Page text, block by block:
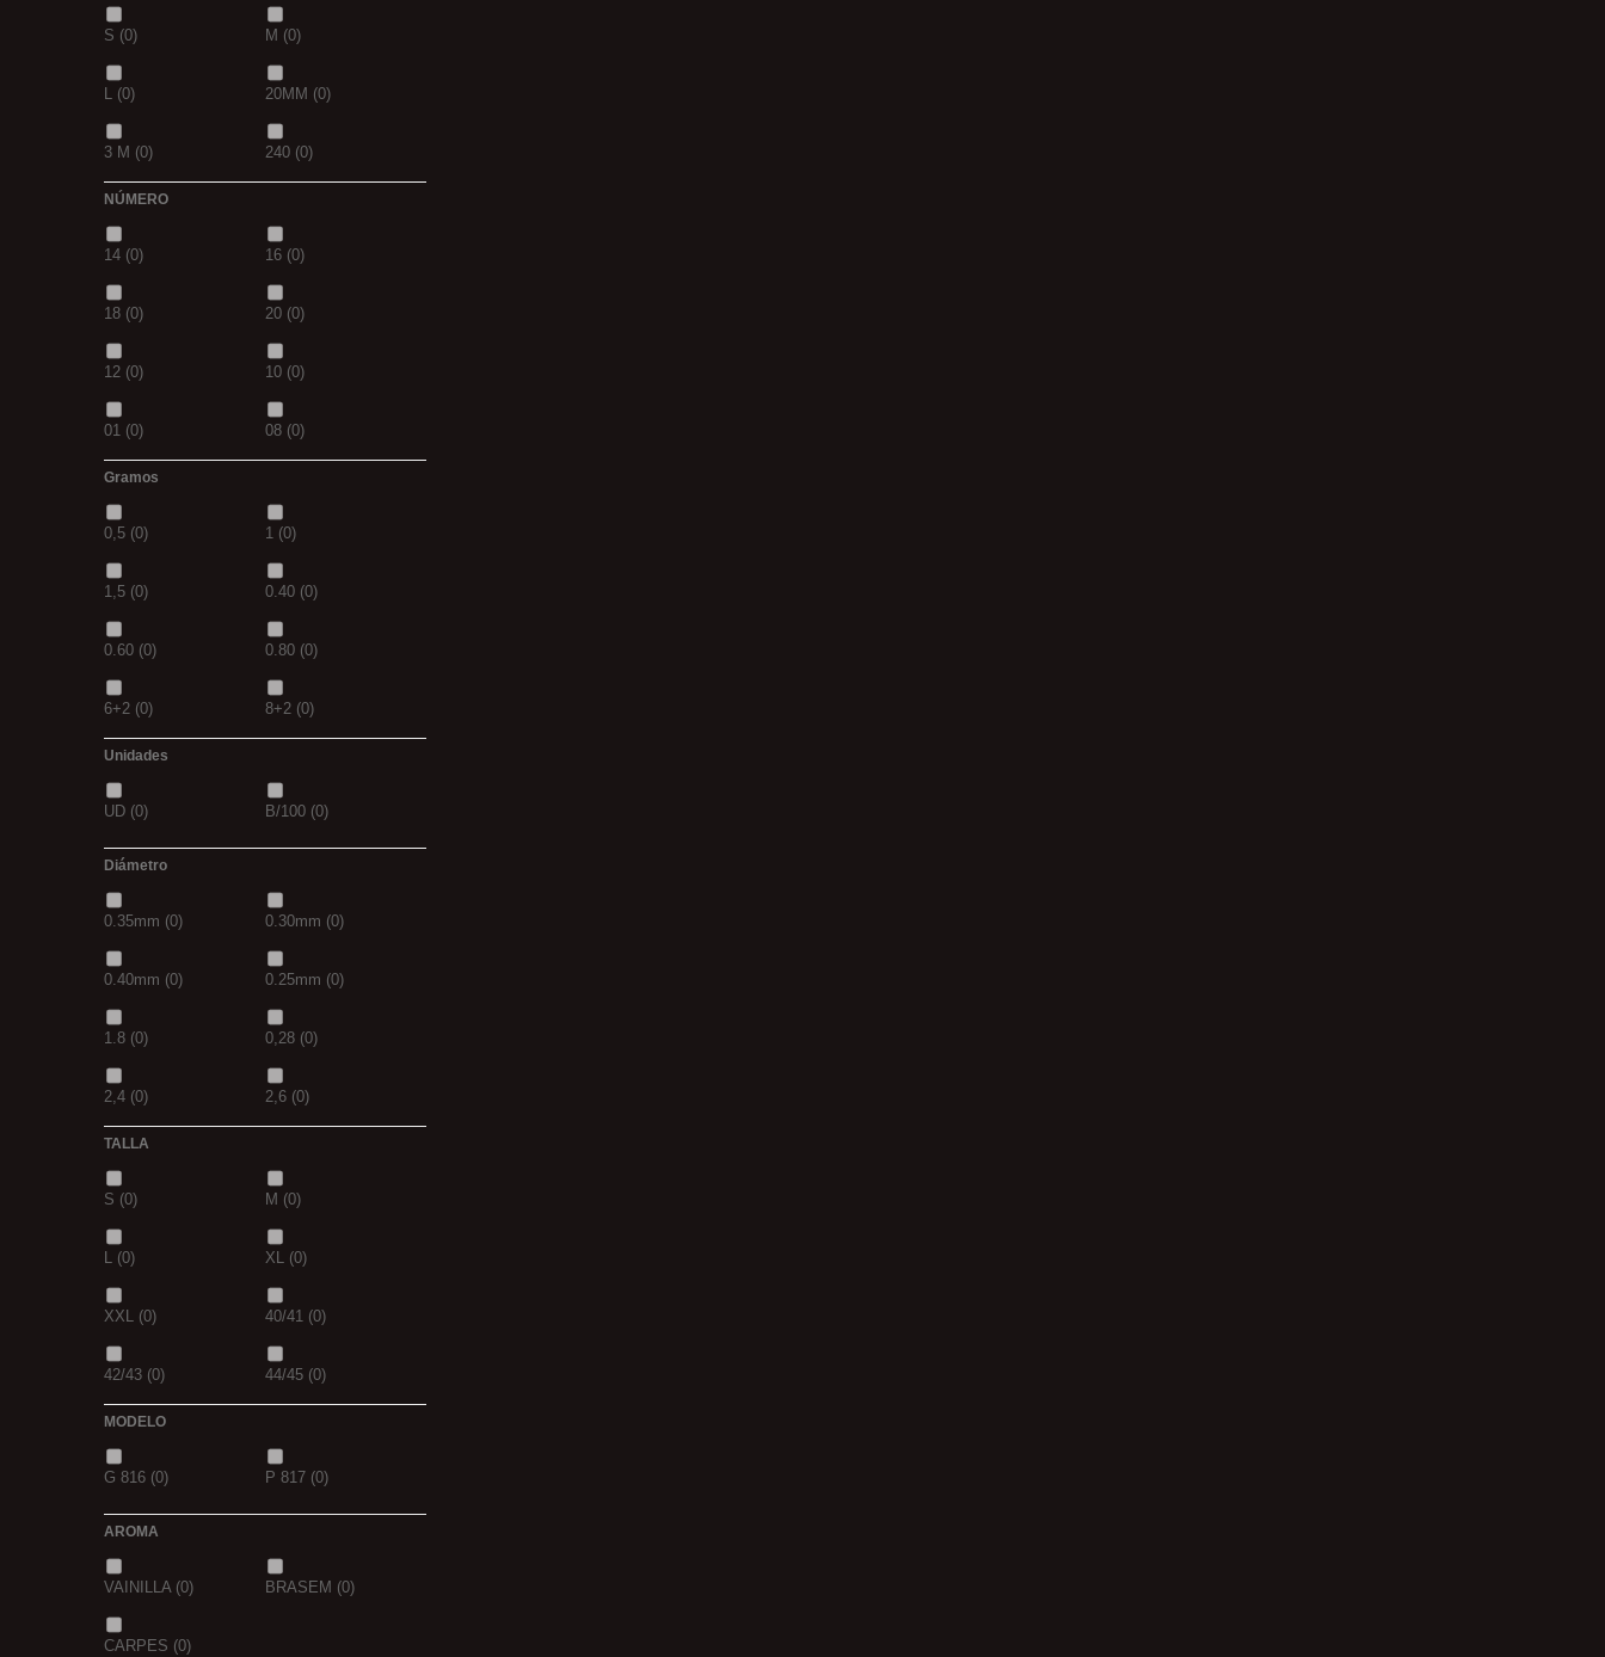
(0) (0)
(0)
(0) (0)
D.GREN PURPLE
18(0) blanca
S (0) M (0)
L (0) 20MM (0)
3 M (0) 240 (0)
(0) (0)
(0) (0)
8MM (0) 2 M (0)
(0) 30-25
35-30 1,10M
1,30M 2,5M
5/0 21MM
NÚMERO
14 (0) 16 (0)
18 (0) 20 (0)
12 (0) 10 (0)
01 (0) 08 (0)
(0) 3/0 (0)
(0) (0)
(0) (0)
(0) (0)
43(0) 44(0)
Gramos
0,5 (0) 1 (0)
1,5 (0) 0.40 (0)
0.60 (0) 0.80 (0)
6+2 (0) 8+2 (0)
(0) (0)
Unidades
UD (0) B/100 (0)
Diámetro
0.35mm (0) 0.30mm (0)
0.40mm (0) 0.25mm (0)
1.8 (0) 0,28 (0)
2,4 (0) 2,6 (0)
1,5 (0) (0)
2,3 (0)
TALLA
S (0) M (0)
L (0) XL (0)
XXL (0) 40/41 (0)
42/43 (0) 44/45 (0)
MODELO
G 816 (0) P 817 (0)
AROMA
VAINILLA(0) BRASEM (0)
CARPES (0)